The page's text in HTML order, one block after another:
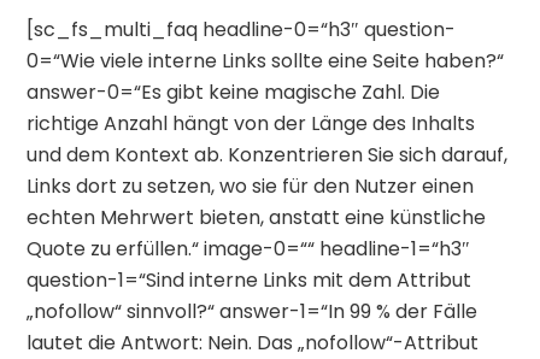
[sc_fs_multi_faq headline-0=“h3″ question-
0=“Wie viele interne Links sollte eine Seite haben?“
answer-0=“Es gibt keine magische Zahl. Die
richtige Anzahl hängt von der Länge des Inhalts
und dem Kontext ab. Konzentrieren Sie sich darauf,
Links dort zu setzen, wo sie für den Nutzer einen
echten Mehrwert bieten, anstatt eine künstliche
Quote zu erfüllen.“ image-0=““ headline-1=“h3″
question-1=“Sind interne Links mit dem Attribut
„nofollow“ sinnvoll?“ answer-1=“In 99 % der Fälle
lautet die Antwort: Nein. Das „nofollow“-Attribut